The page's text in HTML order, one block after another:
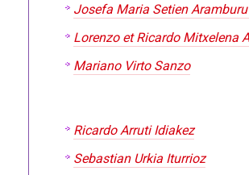
Josefa Maria Setien
Lorenzo et Ricardo Mitxelena
Mariano Virto Sanzo
Ricardo Arruti Idiakez
Sebastian Urkia Iturrioz